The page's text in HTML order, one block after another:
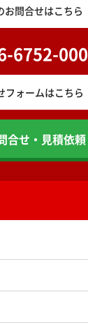
お問合せはこちら
6752-
フォームはこちら
合せ・見積依頼